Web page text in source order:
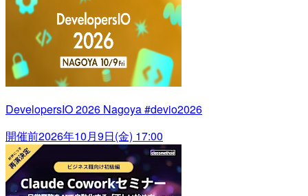
DevelopersIO 2026 Nagoya #devio2026
開催前2026年10月9日(金) 17:00